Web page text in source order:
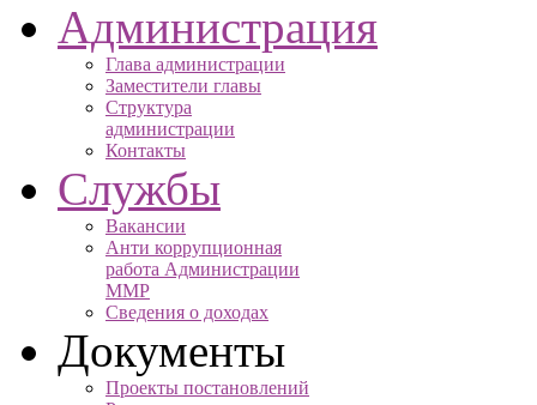
Администрация
Глава администрации
Заместители главы
Структура
администрации
Контакты
Службы
Вакансии
Анти коррупционная
работа Администрации
ММР
Сведения о доходах
Документы
Проекты постановлений